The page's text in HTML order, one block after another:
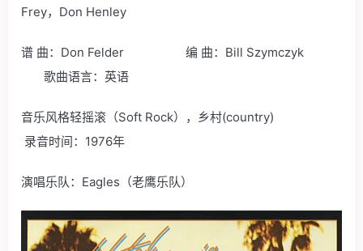
Frey，Don Henley
谱 曲：Don Felder 编 曲：Bill Szymczyk
歌曲语言：英语
音乐风格轻摇滚（Soft Rock），乡村(country)
录音时间：1976年
演唱乐队：Eagles（老鹰乐队）